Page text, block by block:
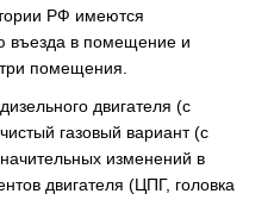
РФ имеются
въезда в помещение и
помещения.
двигателя (с
газовый вариант (с
изменений в
двигателя (ЦПГ, головка